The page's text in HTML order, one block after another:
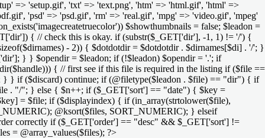
=> 'setup.gif', 'txt' => 'text.png', 'htm' => 'html.gif', 'html' =>
'psd' => 'psd.gif', 'rm' => 'real.gif', 'mpg' => 'video.gif', 'mpeg'
$showthumbnails = false; $leadon =
{ // check this is okay. if (substr($_GET['dir'], -1, 1) != '/') {
- 2)) { $dotdotdir = $dotdotdir . $dirnames[$di] . '/'; }
} } $opendir = $leadon; if (!$leadon) $opendir = '.'; if
{ // first see if this file is required in the listing if ($file ==
} } if ($discard) continue; if (@filetype($leadon . $file) == "dir") { if
. "/"; } else { $n++; if ($_GET['sort'] == "date") { $key =
= $file; if ($displayindex) { if (in_array(strtolower($file),
@ksort($files, SORT_NUMERIC); } elseif
correctly if ($_GET['order'] == "desc" && $_GET['sort'] !=
= @array_values($files); ?>